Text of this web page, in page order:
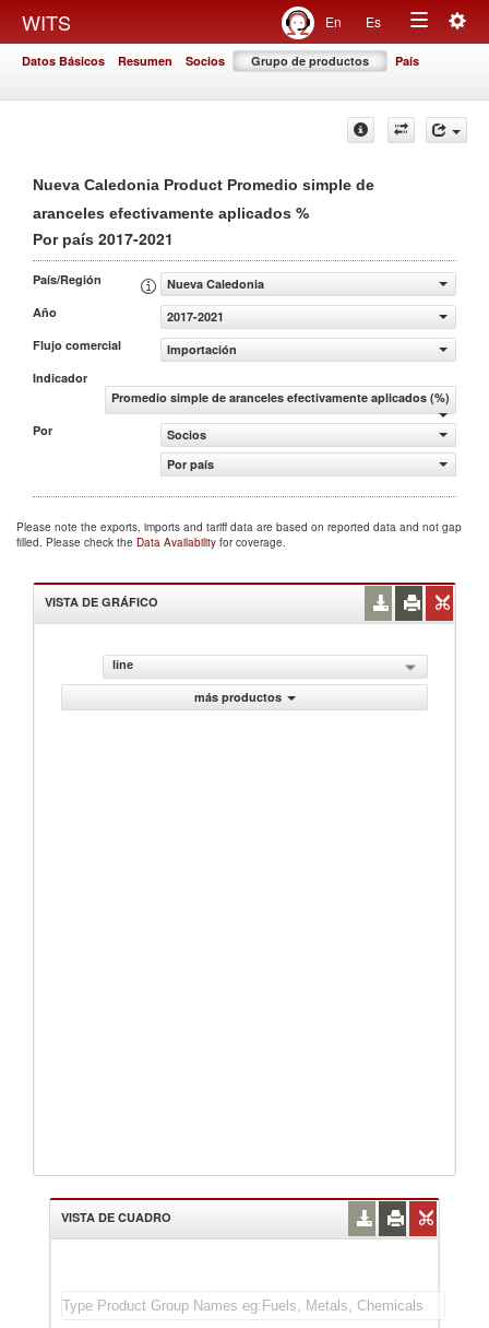
WITS En Es
Toggle
Datos Básicos Resumen Socios Grupo de productos País
Nueva Caledonia Product Promedio simple de
aranceles efectivamente aplicados %
Por país 2017-2021
País/Región
Nueva Caledonia
Año
2017-2021
Flujo comercial
Importación
Indicador
Promedio simple de aranceles efectivamente aplicados (%)
Por
Socios
Por país
Please note the exports, imports and tariff data are based on reported data and not gap
filled. Please check the Data Availability for coverage.
VISTA DE GRÁFICO
line
más productos
VISTA DE CUADRO